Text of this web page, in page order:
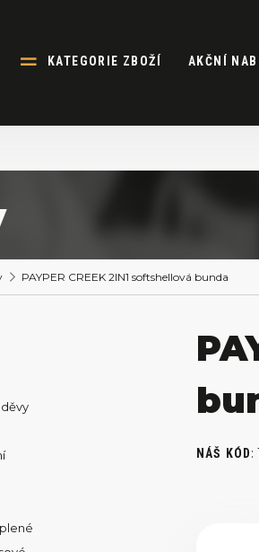
KATEGORIE ZBOŽÍ AKČNÍ
PAYPER CREEK 2IN1 softshellová bunda
NÁŠ KÓD: